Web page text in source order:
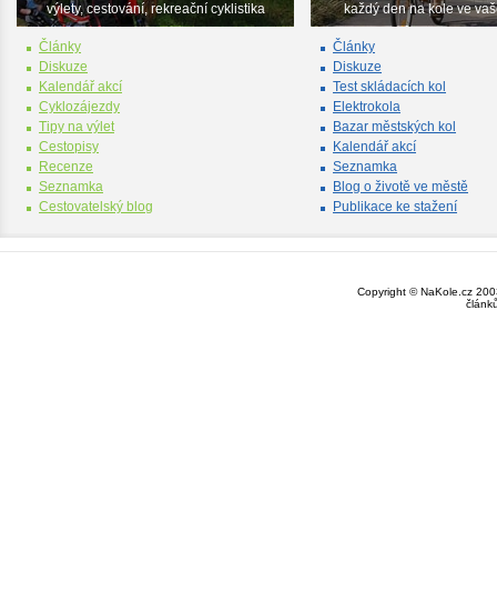
výlety, cestování, rekreační cyklistika
Články
Diskuze
Kalendář akcí
Cyklozájezdy
Tipy na výlet
Cestopisy
Recenze
Seznamka
Cestovatelský blog
každý den na kole ve
Články
Diskuze
Test skládacích kol
Elektrokola
Bazar městských kol
Kalendář akcí
Seznamka
Blog o životě ve městě
Publikace ke stažení
Copyright © NaKole.cz